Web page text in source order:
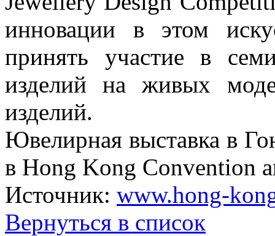
инновации в этом
принять участие в
изделий на живых
изделий.
Ювелирная выставка в
в Hong Kong Convention
Источник: www.hong-
Вернуться в список